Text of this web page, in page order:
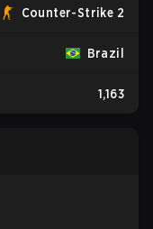
Counter-Strike 2
Brazil
1,163